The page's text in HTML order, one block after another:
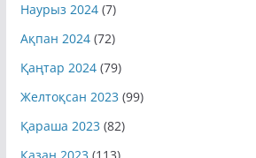
Наурыз 2024(7)
Ақпан 2024(72)
Қаңтар 2024(79)
Желтоқсан 2023 (99)
Қараша 2023 (82)